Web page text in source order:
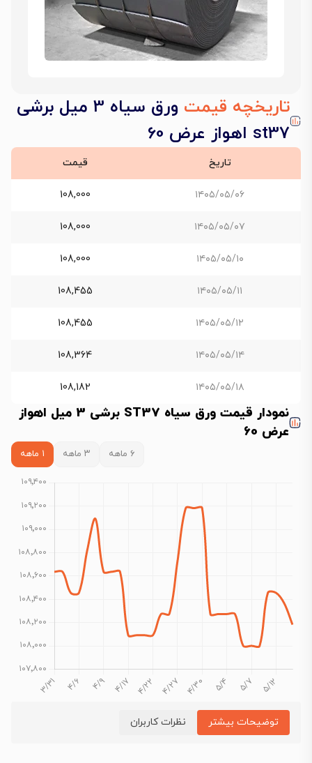
تاریخچه قیمت
ورق سیاه 3 میل برشی
st37 اهواز عرض 60
تاریخ قیمت
۱۴۰۵/۰۵/۰۶ 108,000
۱۴۰۵/۰۵/۰۷ 108,000
۱۴۰۵/۰۵/۱۰ 108,000
۱۴۰۵/۰۵/۱۱ 108,455
۱۴۰۵/۰۵/۱۲ 108,455
۱۴۰۵/۰۵/۱۴ 108,364
۱۴۰۵/۰۵/۱۸ 108,182
نمودار قیمت ورق سیاه ST37 برشی 3 میل اهواز
عرض 60
۶ ماهه ۳ ماهه ۱ ماهه
توضیحات بیشتر نظرات کاربران